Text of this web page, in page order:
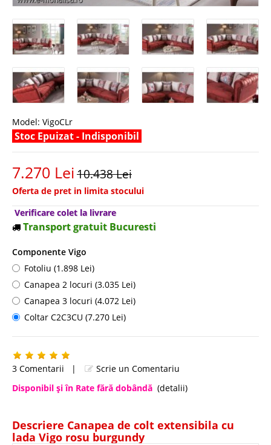
Model: VigoCLr
Stoc Epuizat - Indisponibil
7.270 Lei10.438 Lei
Oferta de pret in limita stocului
Verificare colet la livrare
Transport gratuit Bucuresti
Componente Vigo
Fotoliu (1.898 Lei)
Canapea 2 locuri (3.035 Lei)
Canapea 3 locuri (4.072 Lei)
Coltar C2C3CU (7.270 Lei)
3 Comentarii |
Scrie un Comentariu
Disponibil şi în Rate fără dobândă (detalii)
Descriere Canapea de colt extensibila cu
lada Vigo rosu burgundy